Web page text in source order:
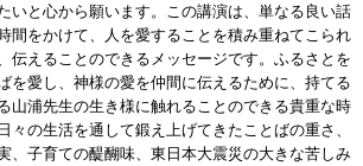
いと心から願います。この講演は、単なる良い話
間をかけて、人を愛することを積み重ねてこられ
伝えることのできるメッセージです。ふるさとを
を愛し、神様の愛を仲間に伝えるために、持てる
山浦先生の生き様に触れることのできる貴重な時
々の生活を通して鍛え上げてきたことばの重さ、
、子育ての醍醐味、東日本大震災の大きな苦しみ